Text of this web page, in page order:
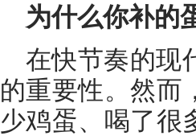
为什么你补的
在快节奏的现
的重要性。然
少鸡蛋、喝了很